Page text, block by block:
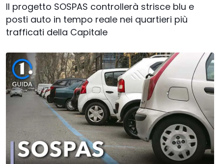
Il progetto SOSPAS controllerà strisce blu e
posti auto in tempo reale nei quartieri più
trafficati della Capitale